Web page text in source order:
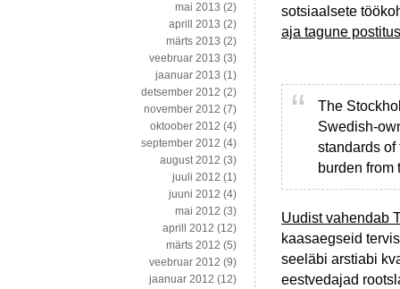
sotsiaalsete
aja tagune postitus
The
Swedish-
standards of
burden from
Uudist vahendab
kaasaegseid
seeläbi arstiabi
eestvedajad
mai 2013 (2)
aprill 2013 (2)
märts 2013 (2)
veebruar 2013 (3)
jaanuar 2013 (1)
detsember 2012 (2)
november 2012 (7)
oktoober 2012 (4)
september 2012 (4)
august 2012 (3)
juuli 2012 (1)
juuni 2012 (4)
mai 2012 (3)
aprill 2012 (12)
märts 2012 (5)
veebruar 2012 (9)
jaanuar 2012 (12)